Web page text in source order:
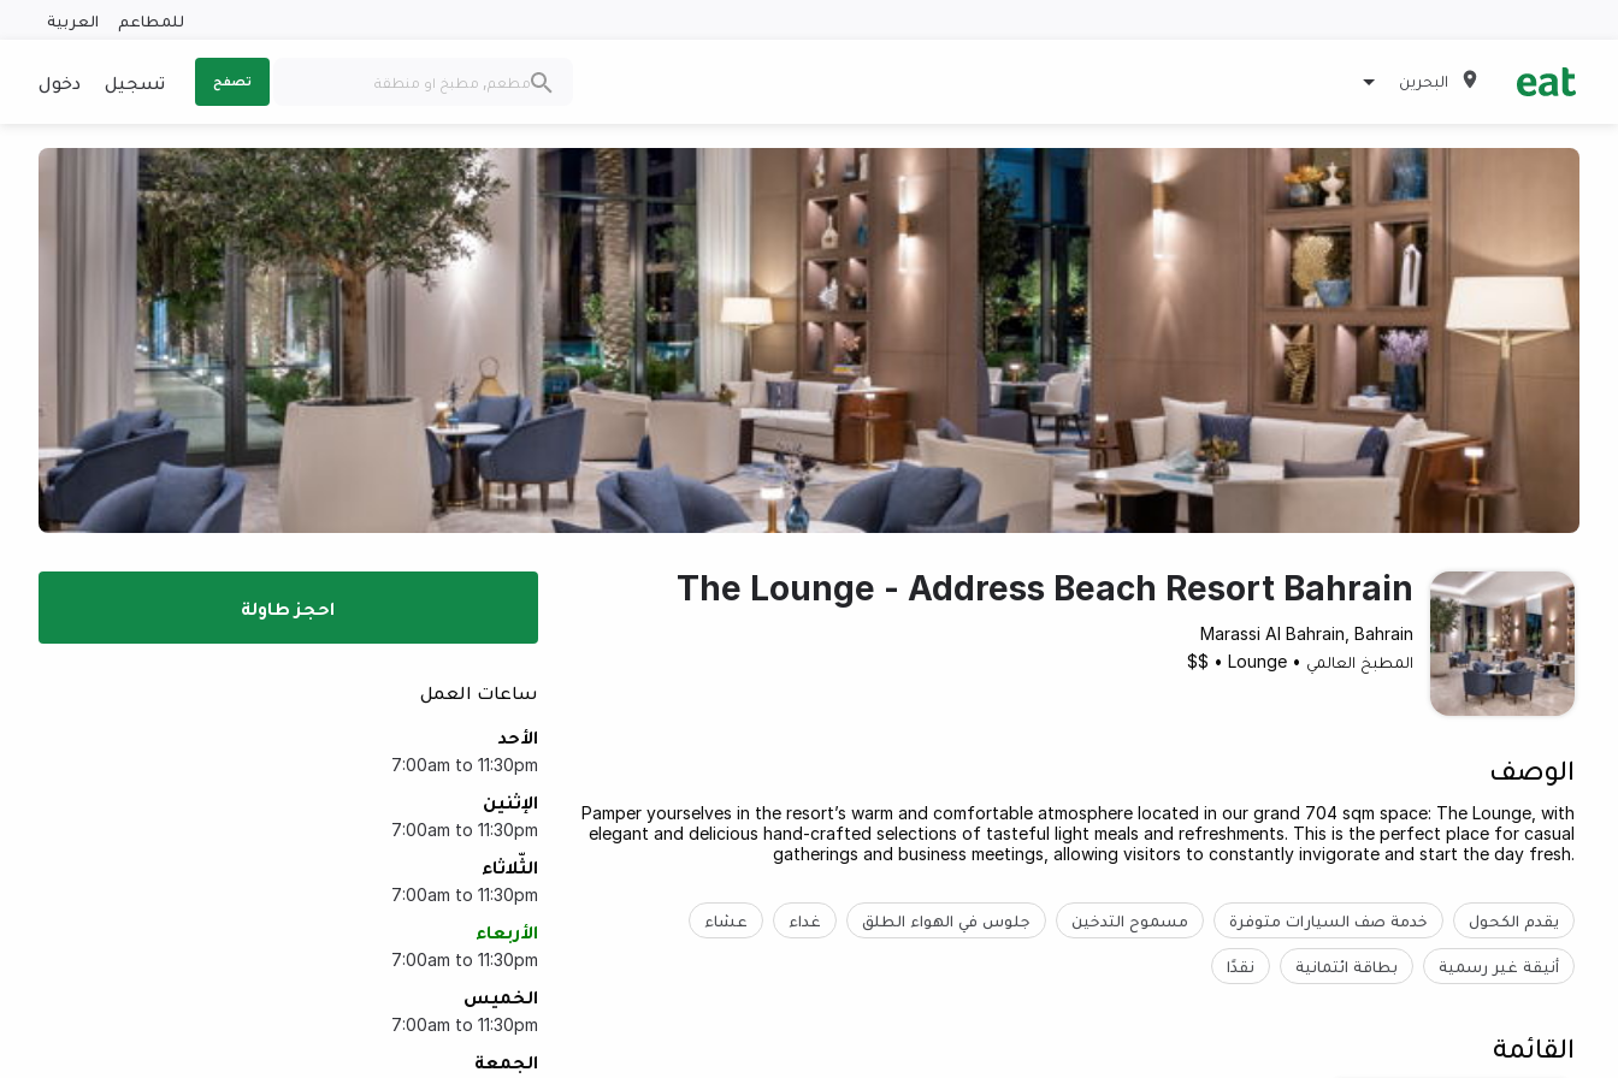
للمطاعم العربية
البحرين تصفح تسجيل دخول
The Lounge - Address Beach Resort Bahrain
Marassi Al Bahrain, Bahrain
المطبخ العالمي •
Lounge
•
$$
الوصف
Pamper yourselves in the resort’s warm and comfortable atmosphere located in our grand 704 sqm space: The Lounge, with
elegant and delicious hand-crafted selections of tasteful light meals and refreshments. This is the perfect place for casual
gatherings and business meetings, allowing visitors to constantly invigorate and start the day fresh.
يقدم الكحول خدمة صف السيارات متوفرة مسموح التدخين جلوس في الهواء الطلق غداء عشاء
أنيقة غير رسمية بطاقة ائتمانية نقدًا
القائمة
احجز طاولة
ساعات العمل
الأحد
7:00am to 11:30pm
الإثنين
7:00am to 11:30pm
الثّلاثاء
7:00am to 11:30pm
الأربعاء
7:00am to 11:30pm
الخميس
7:00am to 11:30pm
الجمعة